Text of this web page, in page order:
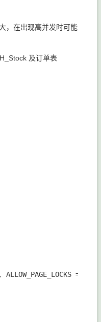
，在出现高并发时可能
H_Stock 及订单表
ALLOW_PAGE_LOCKS = ON)